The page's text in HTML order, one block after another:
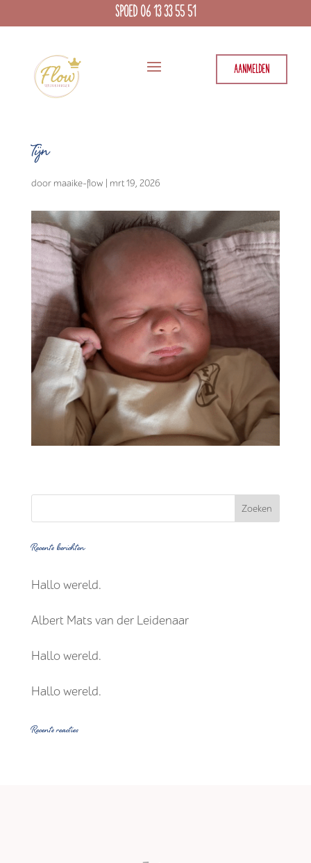
SPOED 06 13 33 55 51
AANMELDEN
Tijn
door maaike-flow | mrt 19, 2026
Recente berichten
Hallo wereld.
Albert Mats van der Leidenaar
Hallo wereld.
Hallo wereld.
Recente reacties